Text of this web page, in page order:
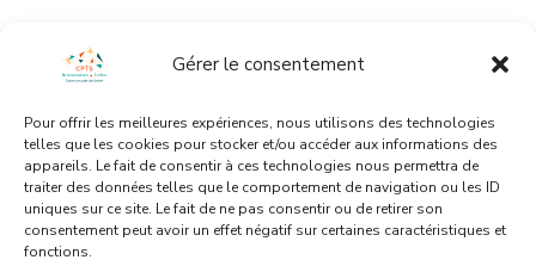
Gérer le consentement
Pour offrir les meilleures expériences, nous utilisons des technologies
telles que les cookies pour stocker et/ou accéder aux informations des
appareils. Le fait de consentir à ces technologies nous permettra de
traiter des données telles que le comportement de navigation ou les ID
uniques sur ce site. Le fait de ne pas consentir ou de retirer son
consentement peut avoir un effet négatif sur certaines caractéristiques et
fonctions.
Prévenir le burn-out
Patients
Médecin traitant
Gardes